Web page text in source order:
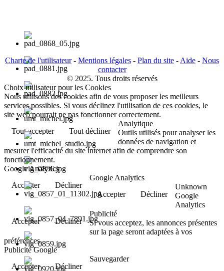
Charte de l'utilisateur- Mentions légales - Plan du site - Aide - Nous
contacter
© 2025. Tous droits réservés
Choix utilisateur pour les Cookies
Nous utilisons des cookies afin de vous proposer les meilleurs
services possibles. Si vous déclinez l'utilisation de ces cookies, le
site web pourrait ne pas fonctionner correctement.
Tout accepter
Tout décliner
Analytique
Outils utilisés pour analyser les
données de navigation et
mesurer l'efficacité du site internet afin de comprendre son
fonctionnement.
Google Analytics
Accepter
Décliner
Google Analytics
Accepter
Décliner
Unknown
Google
Analytics
Accepter
Décliner
Publicité
Si vous acceptez, les annonces présentes
sur la page seront adaptées à vos
préférences.
Publicité Google
Accepter
Décliner
Sauvegarder